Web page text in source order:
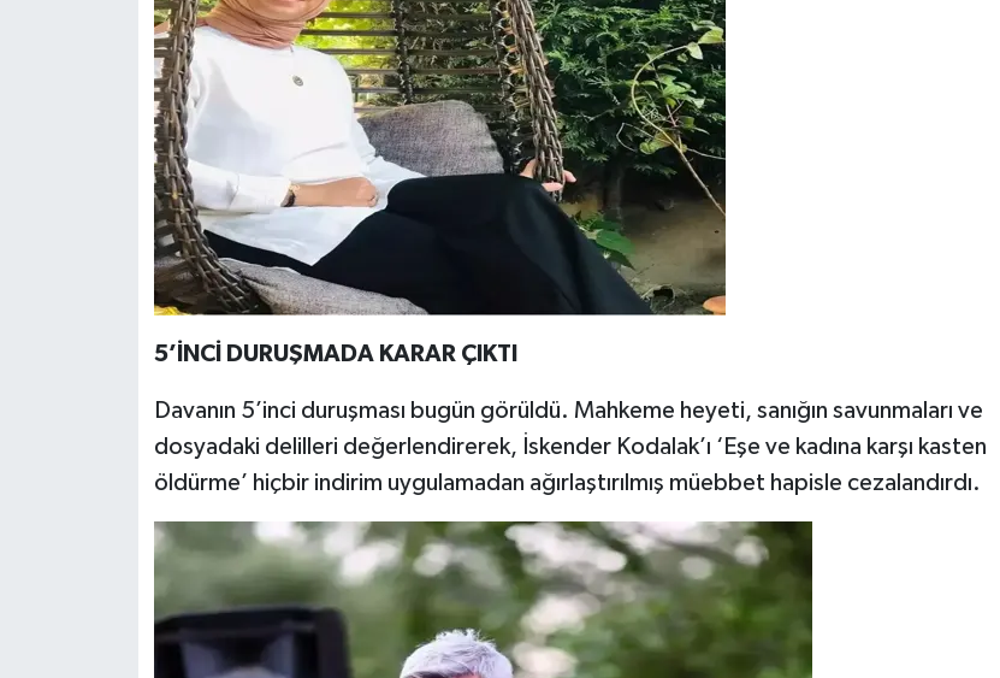
5’İNCİ DURUŞMADA KARAR ÇIKTI
Davanın 5’inci duruşması bugün görüldü. Mahkeme heyeti, sanığın savunmaları ve
dosyadaki delilleri değerlendirerek, İskender Kodalak’ı ‘Eşe ve kadına karşı kasten
öldürme’ hiçbir indirim uygulamadan ağırlaştırılmış müebbet hapisle cezalandırdı.